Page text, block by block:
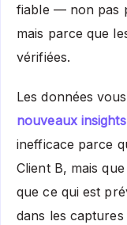
fiable — non pas
mais parce que
vérifiées.
Les données
nouveaux insights
inefficace parce
Client B, mais
que ce qui est
dans les captures